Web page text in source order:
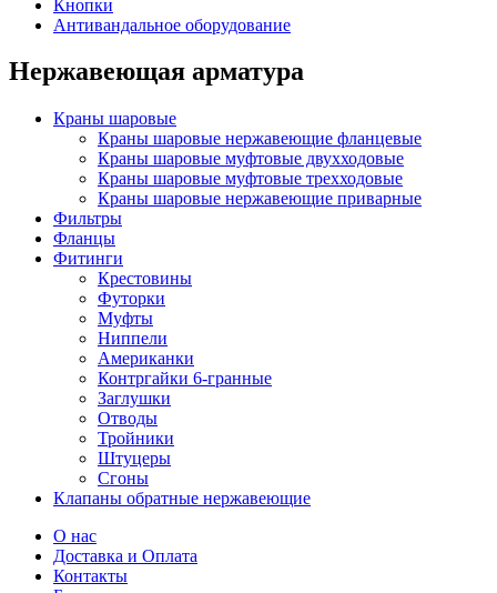
Кнопки
Антивандальное оборудование
Нержавеющая арматура
Краны шаровые
Краны шаровые нержавеющие фланцевые
Краны шаровые муфтовые двухходовые
Краны шаровые муфтовые трехходовые
Краны шаровые нержавеющие приварные
Фильтры
Фланцы
Фитинги
Крестовины
Футорки
Муфты
Ниппели
Американки
Контргайки 6-гранные
Заглушки
Отводы
Тройники
Штуцеры
Сгоны
Клапаны обратные нержавеющие
О нас
Доставка и Оплата
Контакты